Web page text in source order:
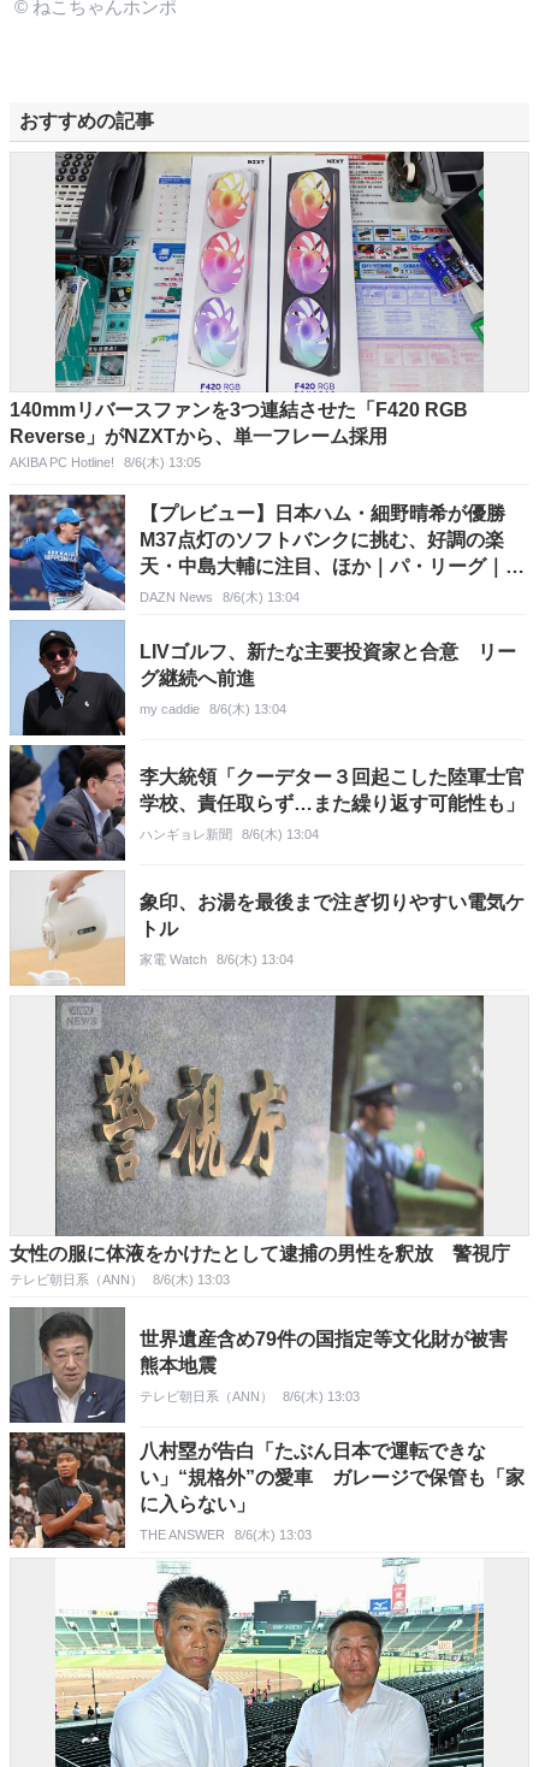
© ねこちゃんホンポ
おすすめの記事
140mmリバースファンを3つ連結させた「F420 RGB
Reverse」がNZXTから、単一フレーム採用
AKIBA PC Hotline! 8/6(木) 13:05
【プレビュー】日本ハム・細野晴希が優勝
M37点灯のソフトバンクに挑む、好調の楽
天・中島大輔に注目、ほか｜パ・リーグ｜プ
ロ野球
DAZN News 8/6(木) 13:04
LIVゴルフ、新たな主要投資家と合意 リー
グ継続へ前進
my caddie 8/6(木) 13:04
李大統領「クーデター３回起こした陸軍士官
学校、責任取らず…また繰り返す可能性も」
ハンギョレ新聞 8/6(木) 13:04
象印、お湯を最後まで注ぎ切りやすい電気ケ
トル
家電 Watch 8/6(木) 13:04
女性の服に体液をかけたとして逮捕の男性を釈放 警視庁
テレビ朝日系（ANN） 8/6(木) 13:03
世界遺産含め79件の国指定等文化財が被害
熊本地震
テレビ朝日系（ANN） 8/6(木) 13:03
八村塁が告白「たぶん日本で運転できな
い」“規格外”の愛車 ガレージで保管も「家
に入らない」
THE ANSWER 8/6(木) 13:03